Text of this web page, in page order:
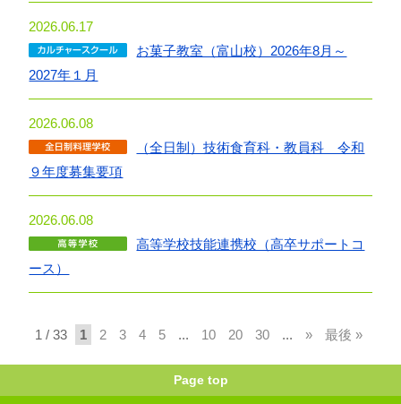
2026.06.17
お菓子教室（富山校）2026年8月～
2027年１月
2026.06.08
（全日制）技術食育科・教員科 令和
９年度募集要項
2026.06.08
高等学校技能連携校（高卒サポートコ
ース）
1 / 33 1 2 3 4 5 ... 10 20 30 ... » 最後 »
Page top